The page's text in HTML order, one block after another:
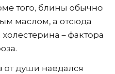
того, блины обычно
маслом, а отсюда
– фактора
от души наедался